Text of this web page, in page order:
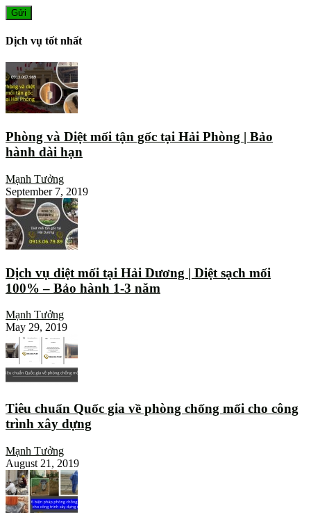
Dịch vụ tốt nhất
Phòng và Diệt mối tận gốc tại Hải Phòng | Bảo
hành dài hạn
Mạnh Tưởng
September 7, 2019
Dịch vụ diệt mối tại Hải Dương | Diệt sạch mối
100% – Bảo hành 1-3 năm
Mạnh Tưởng
May 29, 2019
Tiêu chuẩn Quốc gia về phòng chống mối cho công
trình xây dựng
Mạnh Tưởng
August 21, 2019